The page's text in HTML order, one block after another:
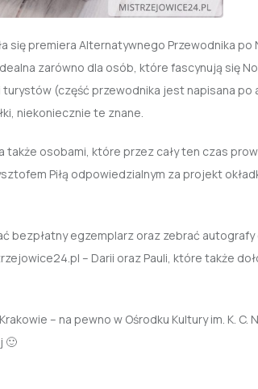
się premiera Alternatywnego Przewodnika po
zarówno dla osób, które fascynują się
(część przewodnika jest napisana po
niekoniecznie te znane.
osobami, które przez cały ten czas
Piłą odpowiedzialnym za projekt
bezpłatny egzemplarz oraz zebrać
– Darii oraz Pauli, które także
– na pewno w Ośrodku Kultury im. K. C.
🙂